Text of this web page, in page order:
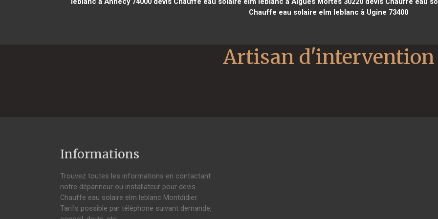
Chauffe eau solaire elm leblanc à Ugine 73400
Informations
Trouvez toutes les informations en contactant
notre dépanneur ou installateur pour devis
Chauffe eau solaire elm leblanc Montdidier.
Tarifs possible par téléphone suivant demande,
Artisan d'intervention